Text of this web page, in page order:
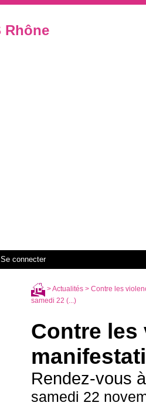
Se connecter
>Actualités> Contre les
samedi 22 (...)
Contre
Rendez-vous
samedi 22